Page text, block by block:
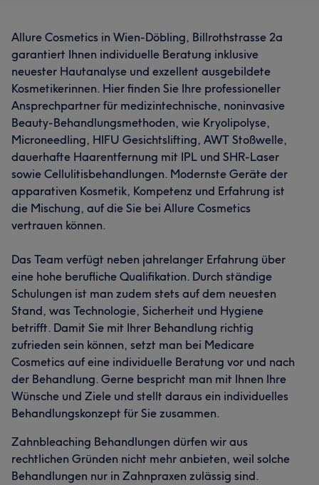
Allure Cosmetics in Wien-Döbling, Billrothstrasse 2a
garantiert Ihnen individuelle Beratung inklusive
neuester Hautanalyse und exzellent ausgebildete
Kosmetikerinnen. Hier finden Sie Ihre professioneller
Ansprechpartner für medizintechnische, noninvasive
Beauty-Behandlungsmethoden, wie Kryolipolyse,
Microneedling, HIFU Gesichtslifting, AWT Stoßwelle,
dauerhafte Haarentfernung mit IPL und SHR-Laser
sowie Cellulitisbehandlungen. Modernste Geräte der
apparativen Kosmetik, Kompetenz und Erfahrung ist
die Mischung, auf die Sie bei Allure Cosmetics
vertrauen können.
Das Team verfügt neben jahrelanger Erfahrung über
eine hohe berufliche Qualifikation. Durch ständige
Schulungen ist man zudem stets auf dem neuesten
Stand, was Technologie, Sicherheit und Hygiene
betrifft. Damit Sie mit Ihrer Behandlung richtig
zufrieden sein können, setzt man bei Medicare
Cosmetics auf eine individuelle Beratung vor und nach
der Behandlung. Gerne bespricht man mit Ihnen Ihre
Wünsche und Ziele und stellt daraus ein individuelles
Behandlungskonzept für Sie zusammen.
Zahnbleaching Behandlungen dürfen wir aus
rechtlichen Gründen nicht mehr anbieten, weil solche
Behandlungen nur in Zahnpraxen zulässig sind.